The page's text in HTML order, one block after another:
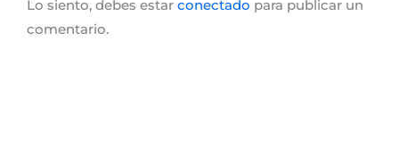
Lo siento, debes estar conectado para publicar un
comentario.